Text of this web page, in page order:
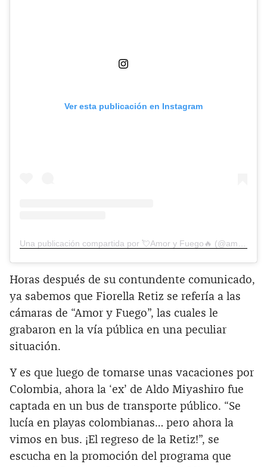
Ver esta publicación en Instagram
Horas después de su contundente comunicado,
ya sabemos que Fiorella Retiz se refería a las
cámaras de “Amor y Fuego”, las cuales le
grabaron en la vía pública en una peculiar
situación.
Y es que luego de tomarse unas vacaciones por
Colombia, ahora la ‘ex’ de Aldo Miyashiro fue
captada en un bus de transporte público. “Se
lucía en playas colombianas… pero ahora la
vimos en bus. ¡El regreso de la Retiz!”, se
escucha en la promoción del programa que